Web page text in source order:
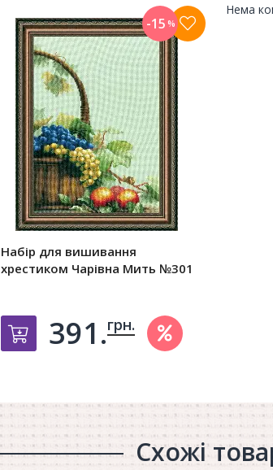
Набір для вишивання
хрестиком Чарівна Мить №301
Добавить в корзину
391.грн.
-15 %
Нема
Схожі